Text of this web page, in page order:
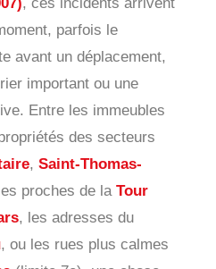
parfois le
avant un déplacement,
important ou une
Entre les immeubles
des secteurs
, Saint-Thomas-
proches de la Tour
, les adresses du
, ou les rues plus calmes